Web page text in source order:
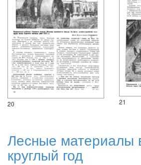
20 21
Лесные материалы
круглый год